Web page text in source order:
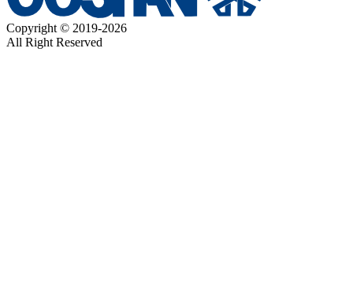
Copyright © 2019-2026
All Right Reserved